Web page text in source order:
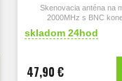
Skenovacia anténa na
2000MHz s BNC
skladom 24hod
47,90 €